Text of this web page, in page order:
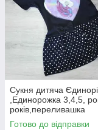
Сукня дитяча
,Единорожка 3,4,5,
років,переливашка
Готово до відправки